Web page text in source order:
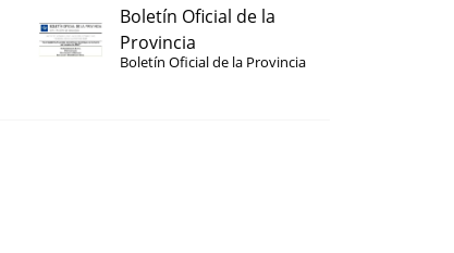
Boletín Oficial de la
Provincia
Boletín Oficial de la Provincia